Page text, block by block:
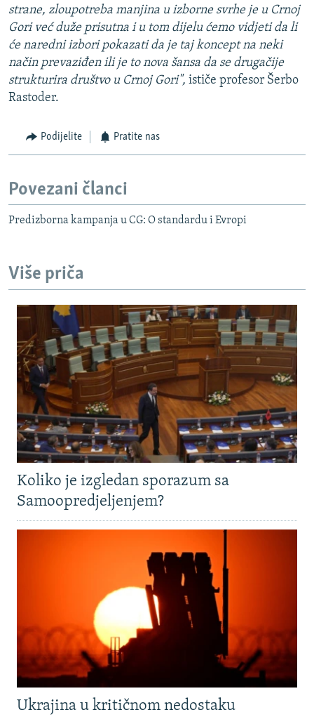
strane, zloupotreba manjina u izborne svrhe je u Crnoj
Gori već duže prisutna i u tom dijelu ćemo vidjeti da li
će naredni izbori pokazati da je taj koncept na neki
način prevaziđen ili je to nova šansa da se drugačije
strukturira društvo u Crnoj Gori", ističe profesor Šerbo
Rastoder.
Podijelite Pratite nas
Povezani članci
Predizborna kampanja u CG: O standardu i Evropi
Više priča
Koliko je izgledan sporazum sa
Samoopredjeljenjem?
Ukrajina u kritičnom nedostaku